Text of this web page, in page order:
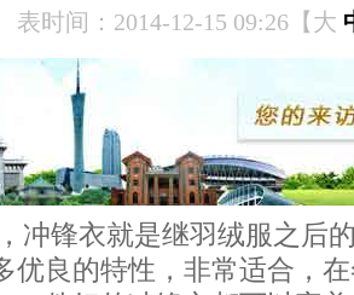
表时间：2014-12-15 09:26【 大
冲锋衣就是继羽绒服之后
优良的特性，非常适合，